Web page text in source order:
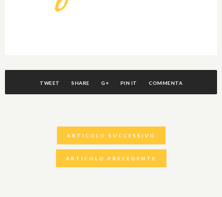
TWEET SHARE G+ PIN IT COMMENTA
ARTICOLO SUCCESSIVO
ARTICOLO PRECEDENTE